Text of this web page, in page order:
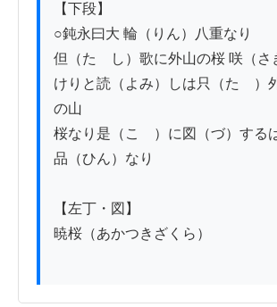
【下段】
○鈍永曰大 輪（りん）八重なり
但（たゞし）歌に外山の桜 咲（さ
けりと読（よみ）しは只（たゞ）
の山
桜なり是（こゝ）に図（づ）する
品（ひん）なり
【左丁・図】
暁桜（あかつきざくら）